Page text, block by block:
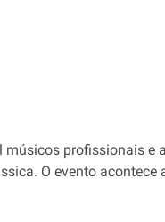
profissionais e
O evento acontece